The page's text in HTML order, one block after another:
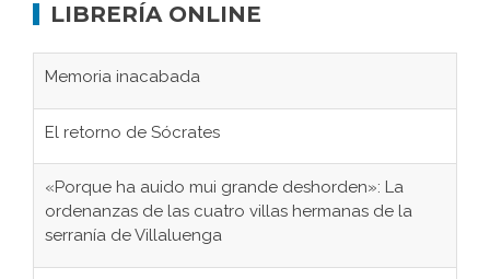
LIBRERÍA ONLINE
Memoria inacabada
El retorno de Sócrates
«Porque ha auido mui grande deshorden»: La
ordenanzas de las cuatro villas hermanas de la
serranía de Villaluenga